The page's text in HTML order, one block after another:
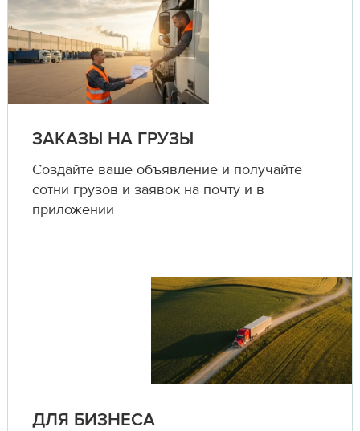
ЗАКАЗЫ НА ГРУЗЫ
Создайте ваше объявление и получайте
сотни грузов и заявок на почту и в
приложении
ДЛЯ БИЗНЕСА